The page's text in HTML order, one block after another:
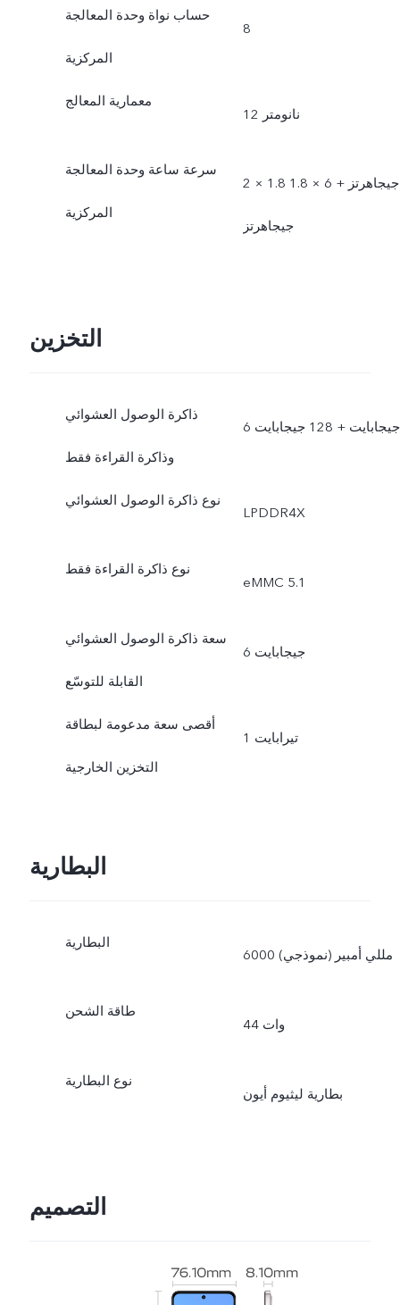
حساب نواة وحدة المعالجة
المركزية
8
معمارية المعالج
12 نانومتر
سرعة ساعة وحدة المعالجة
المركزية
2 × 1.8 جيجاهرتز + 6 × 1.8
جيجاهرتز
التخزين
ذاكرة الوصول العشوائي
وذاكرة القراءة فقط
6 جيجابايت + 128 جيجابايت
نوع ذاكرة الوصول العشوائي
LPDDR4X
نوع ذاكرة القراءة فقط
eMMC 5.1
سعة ذاكرة الوصول العشوائي
القابلة للتوسّع
6 جيجابايت
أقصى سعة مدعومة لبطاقة
التخزين الخارجية
1 تيرابايت
البطارية
البطارية
6000 مللي أمبير (نموذجي)
طاقة الشحن
44 وات
نوع البطارية
بطارية ليثيوم أيون
التصميم